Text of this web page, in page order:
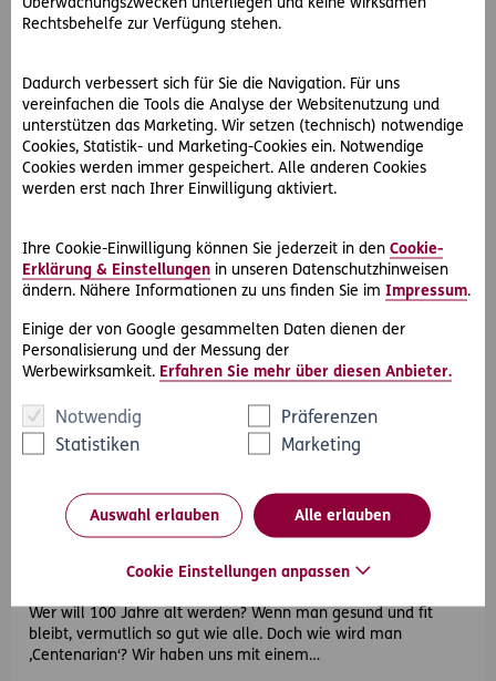
Überwachungszwecken unterliegen und keine wirksamen
Rechtsbehelfe zur Verfügung stehen.
Dadurch verbessert sich für Sie die Navigation. Für uns
vereinfachen die Tools die Analyse der Websitenutzung und
unterstützen das Marketing. Wir setzen (technisch) notwendige
Cookies, Statistik- und Marketing-Cookies ein. Notwendige
Cookies werden immer gespeichert. Alle anderen Cookies
werden erst nach Ihrer Einwilligung aktiviert.
Ihre Cookie-Einwilligung können Sie jederzeit in den Cookie-
Erklärung & Einstellungen in unseren Datenschutzhinweisen
ändern. Nähere Informationen zu uns finden Sie im Impressum.
Einige der von Google gesammelten Daten dienen der
Personalisierung und der Messung der
Werbewirksamkeit. Erfahren Sie mehr über diesen Anbieter.
Notwendig
Präferenzen
Statistiken
Marketing
Auswahl erlauben Alle erlauben
Cookie Einstellungen anpassen
2018-11-30
Wir werden immer älter. Dadurch haben wir mehr Zeit, um
unsere Träume zu verwirklichen. Wir sind mit Louie Austen
(72) und Alex Hackl (28) im Rahmen…
2018-11-19
#IchWerde100
Wer will 100 Jahre alt werden? Wenn man gesund und fit
bleibt, vermutlich so gut wie alle. Doch wie wird man
‚Centenarian‘? Wir haben uns mit einem…